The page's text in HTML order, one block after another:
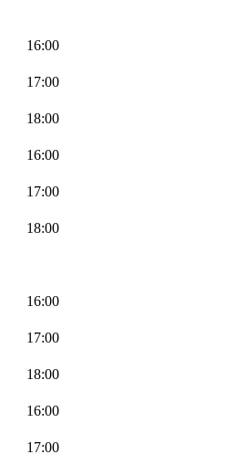
16:00
17:00
18:00
16:00
17:00
18:00
16:00
17:00
18:00
16:00
17:00